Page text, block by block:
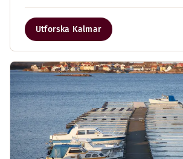
Utforska Kalmar